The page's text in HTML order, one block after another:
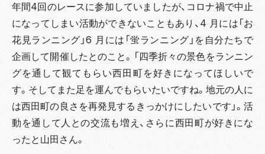
年間4回のレースに参加していましたが、コロナ禍で中止
になってしまい活動ができないこともあり、4 月には「お
花見ランニング」6 月には「蛍ランニング」を自分たちで
企画して開催したとのこと。「四季折々の景色をランニン
グを通して観てもらい西田町を好きになってほしいで
す。そしてまた足を運んでもらいたいですね。地元の人に
は西田町の良さを再発見するきっかけにしたいです」。活
動を通して人との交流も増え、さらに西田町が好きにな
ったと山田さん。